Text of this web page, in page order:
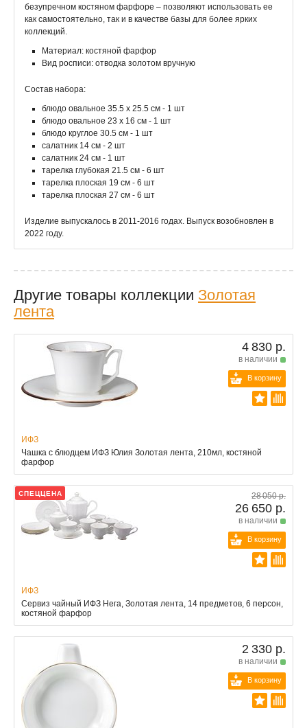
безупречном костяном фарфоре – позволяют использовать ее
как самостоятельно, так и в качестве базы для более ярких
коллекций.
Материал: костяной фарфор
Вид росписи: отводка золотом вручную
Состав набора:
блюдо овальное 35.5 х 25.5 см - 1 шт
блюдо овальное 23 х 16 см - 1 шт
блюдо круглое 30.5 см - 1 шт
салатник 14 см - 2 шт
салатник 24 см - 1 шт
тарелка глубокая 21.5 см - 6 шт
тарелка плоская 19 см - 6 шт
тарелка плоская 27 см - 6 шт
Изделие выпускалось в 2011-2016 годах. Выпуск возобновлен в
2022 году.
Другие товары коллекции Золотая
лента
4 830 р.
в наличии
В корзину
ИФЗ
Чашка с блюдцем ИФЗ Юлия Золотая лента, 210мл, костяной
фарфор
СПЕЦЦЕНА 28 050 р.
26 650 р.
в наличии
В корзину
ИФЗ
Сервиз чайный ИФЗ Нега, Золотая лента, 14 предметов, 6 персон,
костяной фарфор
2 330 р.
в наличии
В корзину